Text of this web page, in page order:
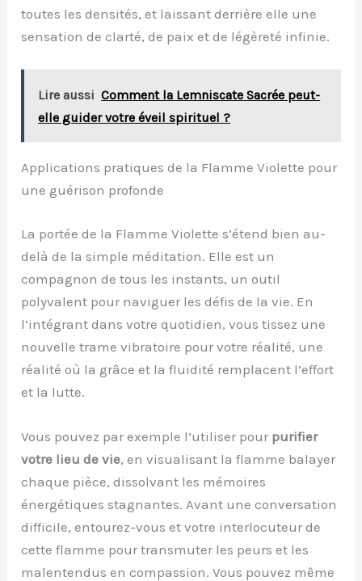
toutes les densités, et laissant derrière elle une
sensation de clarté, de paix et de légèreté infinie.
Lire aussi Comment la Lemniscate Sacrée peut-
elle guider votre éveil spirituel ?
Applications pratiques de la Flamme Violette pour
une guérison profonde
La portée de la Flamme Violette s’étend bien au-
delà de la simple méditation. Elle est un
compagnon de tous les instants, un outil
polyvalent pour naviguer les défis de la vie. En
l’intégrant dans votre quotidien, vous tissez une
nouvelle trame vibratoire pour votre réalité, une
réalité où la grâce et la fluidité remplacent l’effort
et la lutte.
Vous pouvez par exemple l’utiliser pour purifier
votre lieu de vie, en visualisant la flamme balayer
chaque pièce, dissolvant les mémoires
énergétiques stagnantes. Avant une conversation
difficile, entourez-vous et votre interlocuteur de
cette flamme pour transmuter les peurs et les
malentendus en compassion. Vous pouvez même